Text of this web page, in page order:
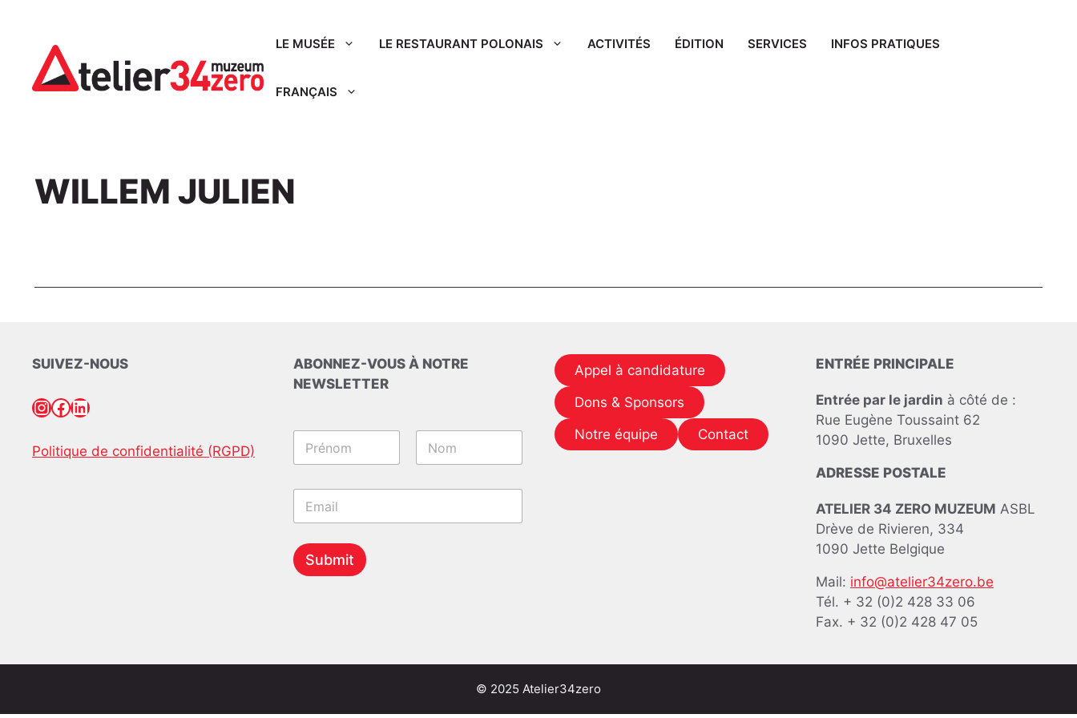
contenu
LE MUSÉE LE RESTAURANT POLONAIS ACTIVITÉS ÉDITION SERVICES INFOS PRATIQUES
FRANÇAIS
WILLEM JULIEN
SUIVEZ-NOUS
Instagram
Facebook
LinkedIn
Politique de confidentialité (RGPD)
ABONNEZ-VOUS À NOTRE
NEWSLETTER
N
m
E
a
l
*
Submit
Appel à candidature
Dons & Sponsors
Notre équipe
Contact
ENTRÉE PRINCIPALE
Entrée par le jardin à côté de :
Rue Eugène Toussaint 62
1090 Jette, Bruxelles
ADRESSE POSTALE
ATELIER 34 ZERO MUZEUM ASBL
Drève de Rivieren, 334
1090 Jette Belgique
Mail: info@atelier34zero.be
Tél. + 32 (0)2 428 33 06
Fax. + 32 (0)2 428 47 05
© 2025 Atelier34zero